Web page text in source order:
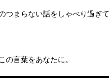
つまらない話をしゃべり過ぎ
の言葉をあなたに。